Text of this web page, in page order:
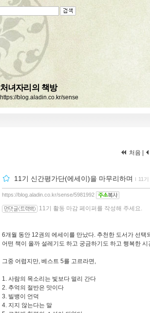
처녀자리의 책방
https://blog.aladin.co.kr/sense
처음 |
11기 신간평가단(에세이)을 마무리하며 ｌ 11
https://blog.aladin.co.kr/sense/5981992
11기 활동 마감 페이퍼를 작성해 주세요.
6개월 동안 12권의 에세이를 만났다. 추천한 도서가 선택
어떤 책이 올까 설레기도 하고 궁금하기도 하고 행복한 시
그중 어렵지만, 베스트 5를 고르라면,
1. 사람의 목소리는 빛보다 멀리 간다
2. 추억의 절반은 맛이다
3. 빌뱅이 언덕
4. 지지 않는다는 말